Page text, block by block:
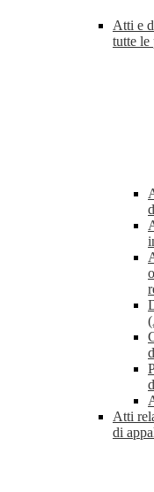
Atti e
tutte le
Atti
di